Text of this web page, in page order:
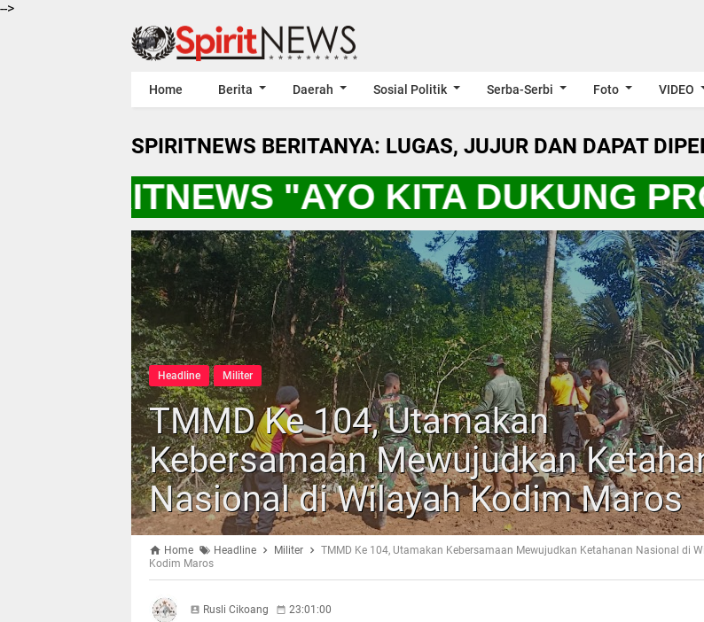
-->
Home Berita Daerah Sosial Politik Serba-Serbi Foto VIDEO
SPIRITNEWS BERITANYA: LUGAS, JUJUR DAN DAPAT
"AYO KITA DUKUNG
Headline Militer
TMMD Ke 104, Utamakan
Kebersamaan Mewujudkan
Nasional di Wilayah Kodim Maros
Home Headline Militer
TMMD Ke 104, Utamakan Kebersamaan Mewujudkan Ketahanan Nasional di
Kodim Maros
Rusli Cikoang 23:01:00